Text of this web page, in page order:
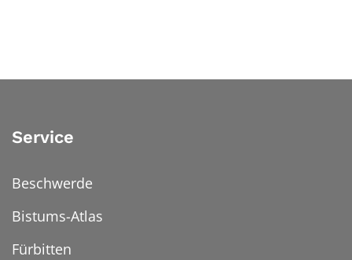
Service
Beschwerde
Bistums-Atlas
Fürbitten